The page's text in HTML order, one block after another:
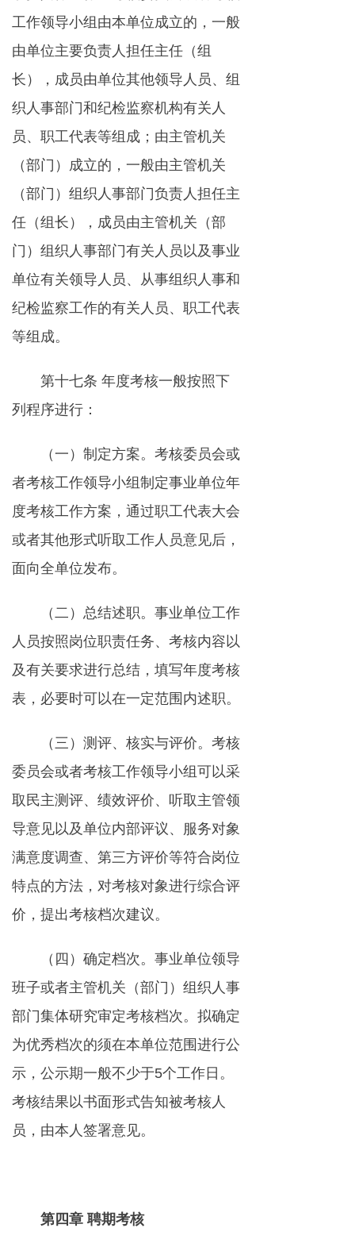
工作领导小组由本单位成立的，一般
由单位主要负责人担任主任（组
长），成员由单位其他领导人员、组
织人事部门和纪检监察机构有关人
员、职工代表等组成；由主管机关
（部门）成立的，一般由主管机关
（部门）组织人事部门负责人担任主
任（组长），成员由主管机关（部
门）组织人事部门有关人员以及事业
单位有关领导人员、从事组织人事和
纪检监察工作的有关人员、职工代表
等组成。
第十七条 年度考核一般按照下
列程序进行：
（一）制定方案。考核委员会或
者考核工作领导小组制定事业单位年
度考核工作方案，通过职工代表大会
或者其他形式听取工作人员意见后，
面向全单位发布。
（二）总结述职。事业单位工作
人员按照岗位职责任务、考核内容以
及有关要求进行总结，填写年度考核
表，必要时可以在一定范围内述职。
（三）测评、核实与评价。考核
委员会或者考核工作领导小组可以采
取民主测评、绩效评价、听取主管领
导意见以及单位内部评议、服务对象
满意度调查、第三方评价等符合岗位
特点的方法，对考核对象进行综合评
价，提出考核档次建议。
（四）确定档次。事业单位领导
班子或者主管机关（部门）组织人事
部门集体研究审定考核档次。拟确定
为优秀档次的须在本单位范围进行公
示，公示期一般不少于5个工作日。
考核结果以书面形式告知被考核人
员，由本人签署意见。
第四章 聘期考核